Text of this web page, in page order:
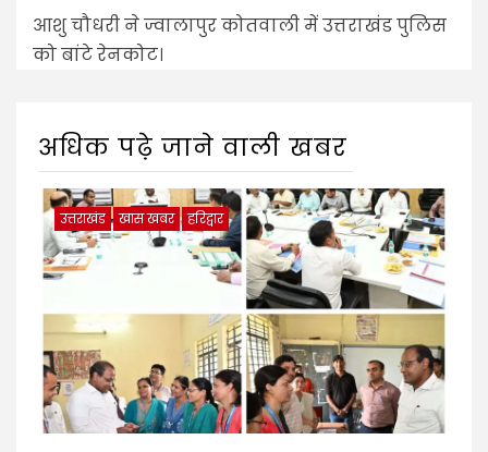
आशु चौधरी ने ज्वालापुर कोतवाली में उत्तराखंड पुलिस
को बांटे रेनकोट।
अधिक पढ़े जाने वाली खबर
उत्तराखंड खास खबर हरिद्वार